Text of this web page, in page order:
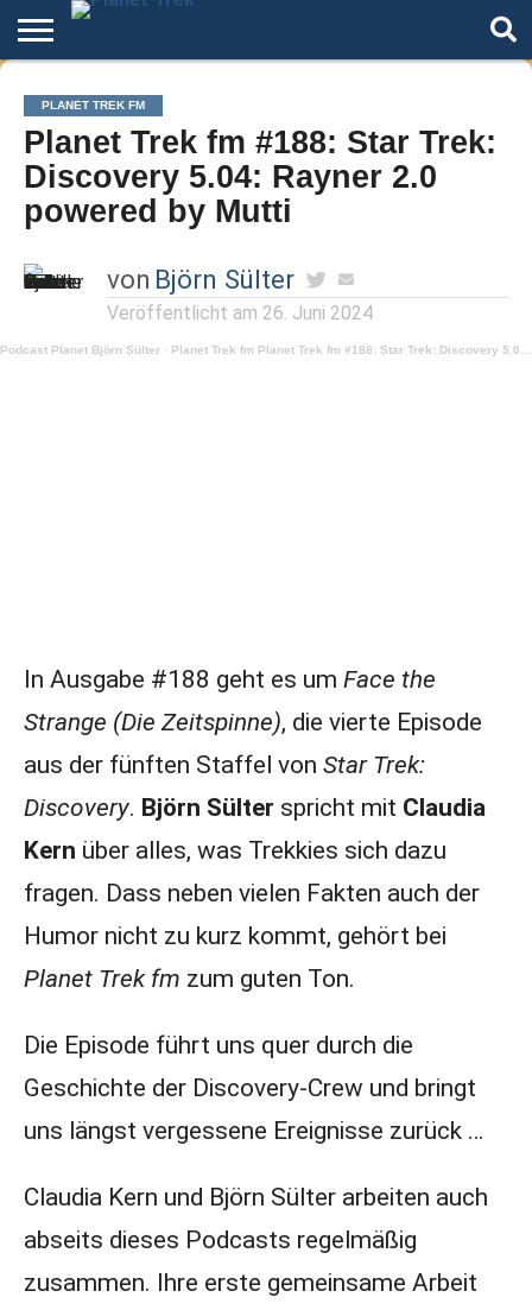
Home
Der
Podcast
Über
Star
Trek
Artikel
Andere
Welten
Autoren
Night
Mode
PLANET TREK FM
Planet Trek fm #188: Star Trek:
Discovery 5.04: Rayner 2.0
powered by Mutti
von Björn Sülter
Veröffentlicht am 26. Juni 2024
Podcast Planet Björn Sülter · Planet Trek fm Planet Trek fm #188: Star Trek: Discovery 5.04: Rayner 2.0 powered by Mutti
In Ausgabe #188 geht es um Face the
Strange (Die Zeitspinne), die vierte Episode
aus der fünften Staffel von Star Trek:
Discovery. Björn Sülter spricht mit Claudia
Kern über alles, was Trekkies sich dazu
fragen. Dass neben vielen Fakten auch der
Humor nicht zu kurz kommt, gehört bei
Planet Trek fm zum guten Ton.
Die Episode führt uns quer durch die
Geschichte der Discovery-Crew und bringt
uns längst vergessene Ereignisse zurück …
Claudia Kern und Björn Sülter arbeiten auch
abseits dieses Podcasts regelmäßig
zusammen. Ihre erste gemeinsame Arbeit